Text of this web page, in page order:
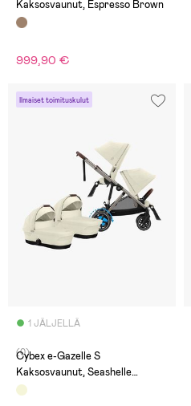
Kaksosvaunut, Espresso Brown
999,90 €
Ilmaiset toimituskulut
1 JÄLJELLÄ
(0)
Cybex e-Gazelle S
Kaksosvaunut, Seashelle
Beige/Taupe